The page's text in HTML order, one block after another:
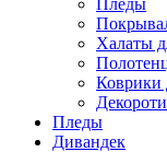
Халаты
Коврики
Пледы
Дивандек